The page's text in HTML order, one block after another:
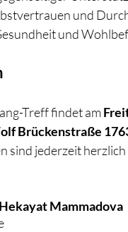
und
und
Treff findet am
Brückenstraße
sind jederzeit
Mammadova